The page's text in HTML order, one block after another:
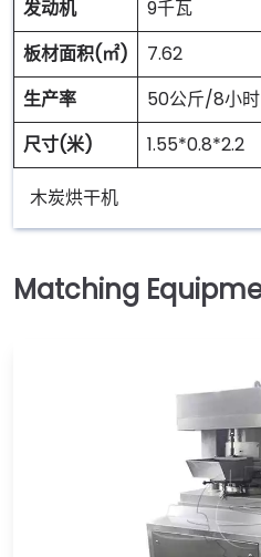
发动机 9千瓦
板材面积(㎡)
7.62
生产率
50公斤/8小时
尺寸(米)
1.55*0.8*2.2
木炭烘干机